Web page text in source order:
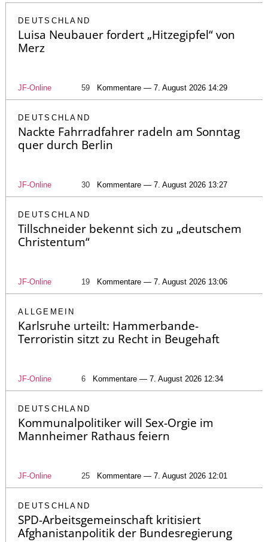
DEUTSCHLAND
Luisa Neubauer fordert „Hitzegipfel“ von
Merz
JF-Online 59 Kommentare — 7. August 2026 14:29
DEUTSCHLAND
Nackte Fahrradfahrer radeln am Sonntag
quer durch Berlin
JF-Online 30 Kommentare — 7. August 2026 13:27
DEUTSCHLAND
Tillschneider bekennt sich zu „deutschem
Christentum“
JF-Online 19 Kommentare — 7. August 2026 13:06
ALLGEMEIN
Karlsruhe urteilt: Hammerbande-
Terroristin sitzt zu Recht in Beugehaft
JF-Online 6 Kommentare — 7. August 2026 12:34
DEUTSCHLAND
Kommunalpolitiker will Sex-Orgie im
Mannheimer Rathaus feiern
JF-Online 25 Kommentare — 7. August 2026 12:01
DEUTSCHLAND
SPD-Arbeitsgemeinschaft kritisiert
Afghanistanpolitik der Bundesregierung